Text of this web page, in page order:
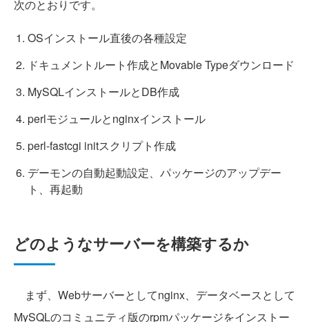
次のとおりです。
OSインストール直後の各種設定
ドキュメントルート作成とMovable Typeダウンロード
MySQLインストールとDB作成
perlモジュールとnginxインストール
perl-fastcgi initスクリプト作成
デーモンの自動起動設定、パッケージのアップデー
ト、再起動
どのようなサーバーを構築するか
まず、Webサーバーとしてnginx、データベースとして
MySQLのコミュニティ版のrpmパッケージをインストー